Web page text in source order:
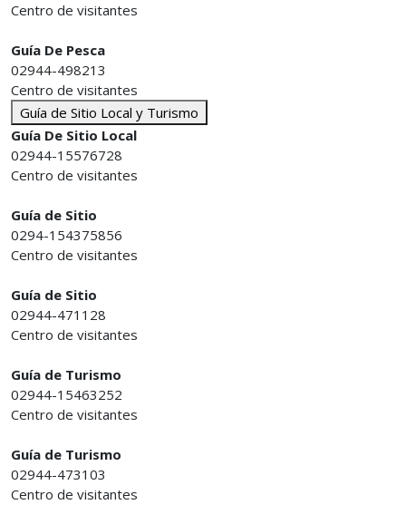
Centro de visitantes
Guía De Pesca
02944-498213
Centro de visitantes
Guía de Sitio Local y Turismo
Guía De Sitio Local
02944-15576728
Centro de visitantes
Guía de Sitio
0294-154375856
Centro de visitantes
Guía de Sitio
02944-471128
Centro de visitantes
Guía de Turismo
02944-15463252
Centro de visitantes
Guía de Turismo
02944-473103
Centro de visitantes